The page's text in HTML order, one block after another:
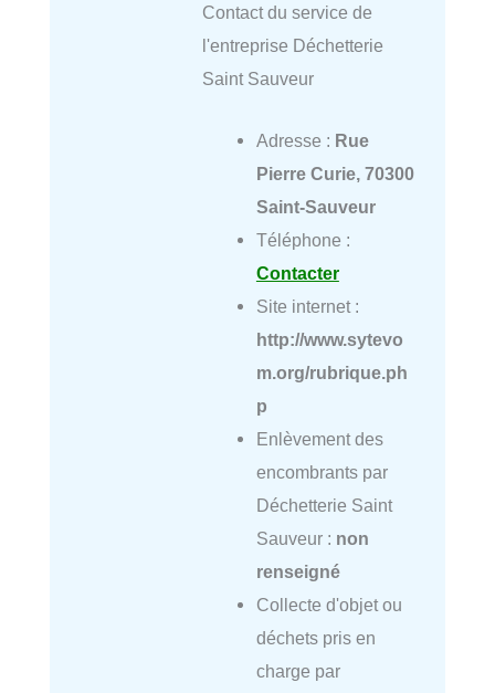
Contact du service de
l'entreprise Déchetterie
Saint Sauveur
Adresse : Rue
Pierre Curie, 70300
Saint-Sauveur
Téléphone :
Contacter
Site internet :
http://www.sytevo
m.org/rubrique.ph
p
Enlèvement des
encombrants par
Déchetterie Saint
Sauveur : non
renseigné
Collecte d'objet ou
déchets pris en
charge par